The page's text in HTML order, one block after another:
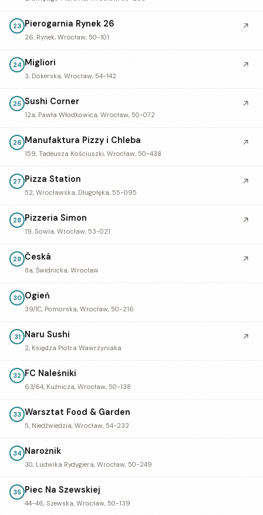
23 Pierogarnia Rynek 26
26, Rynek, Wrocław, 50-101
↗
24 Migliori
3, Dokerska, Wrocław, 54-142
↗
25 Sushi Corner
12a, Pawła Włodkowica, Wrocław, 50-072
↗
26 Manufaktura Pizzy i Chleba
159, Tadeusza Kościuszki, Wrocław, 50-438
↗
27 Pizza Station
52, Wrocławska, Długołęka, 55-095
↗
28 Pizzeria Simon
19, Sowia, Wrocław, 53-021
↗
29 Česká
8a, Świdnicka, Wrocław
↗
30 Ogień
39/1C, Pomorska, Wrocław, 50-216
31 Naru Sushi
2, Księdza Piotra Wawrzyniaka
↗
32 FC Naleśniki
63/64, Kuźnicza, Wrocław, 50-138
33 Warsztat Food & Garden
5, Niedźwiedzia, Wrocław, 54-232
34 Narożnik
30, Ludwika Rydygiera, Wrocław, 50-249
35 Piec Na Szewskiej
44-46, Szewska, Wrocław, 50-139